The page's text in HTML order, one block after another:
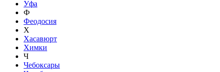
Уфа
Ф
Феодосия
Х
Хасавюрт
Химки
Ч
Чебоксары